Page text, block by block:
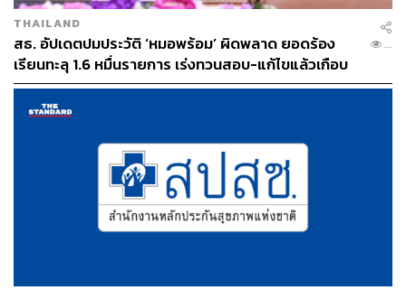
THAILAND
สธ. อัปเดตปมประวัติ ‘หมอพร้อม’ ผิดพลาด ยอดร้อง
เรียนทะลุ 1.6 หมื่นรายการ เร่งทวนสอบ-แก้ไขแล้วเกือบ
30%
...